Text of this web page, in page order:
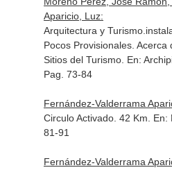
Aparicio, Luz:
Arquitectura y
Pocos Provisionales.
Sitios del Turismo. En:
Pag. 73-84
Fernández-Valderrama
Circulo Activado. 42 Km. En:
81-91
Fernández-Valderrama